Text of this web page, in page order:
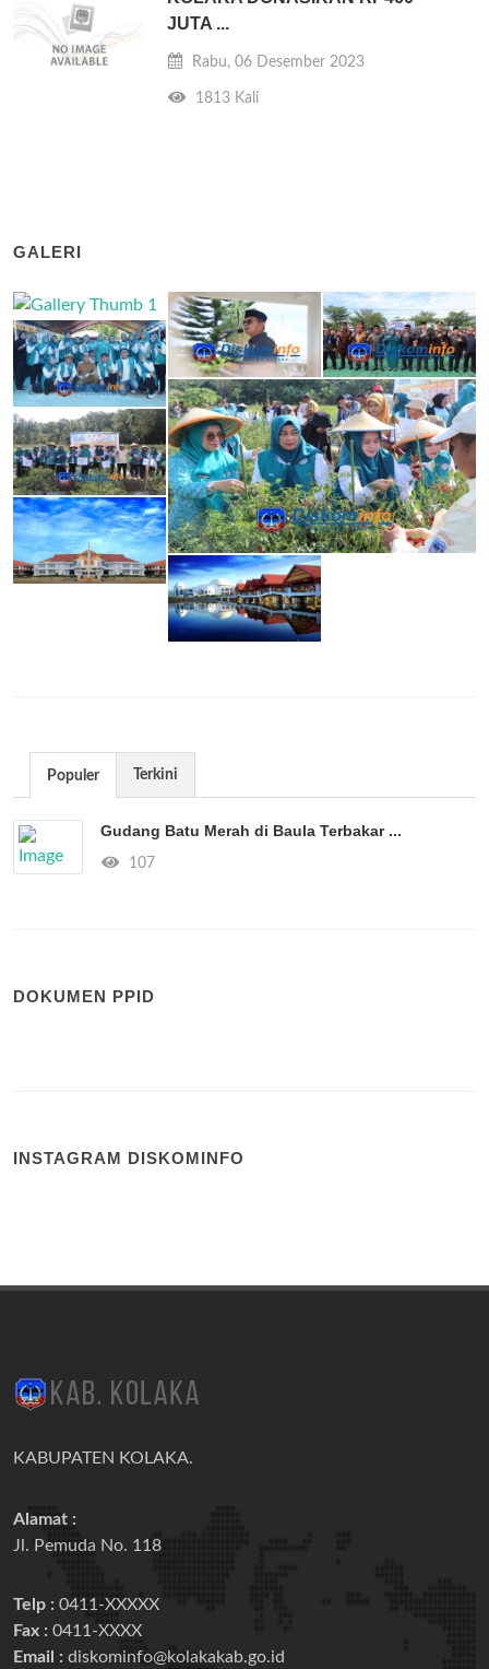
JUTA ...
Rabu, 06 Desember 2023
1813 Kali
GALERI
Populer Terkini
Gudang Batu Merah di Baula Terbakar ...
107
DOKUMEN PPID
INSTAGRAM DISKOMINFO
KABUPATEN KOLAKA.
Alamat :
Jl. Pemuda No. 118
Telp : 0411-XXXXX
Fax : 0411-XXXX
Email : diskominfo@kolakakab.go.id